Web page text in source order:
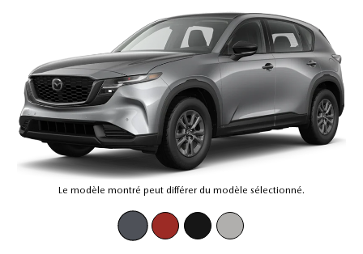
Le modèle montré peut différer du modèle sélectionné.